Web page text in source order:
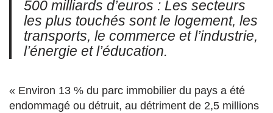
500 milliards d’euros : Les secteurs
les plus touchés sont le logement, les
transports, le commerce et l’industrie,
l’énergie et l’éducation.
« Environ 13 % du parc immobilier du pays a été
endommagé ou détruit, au détriment de 2,5 millions